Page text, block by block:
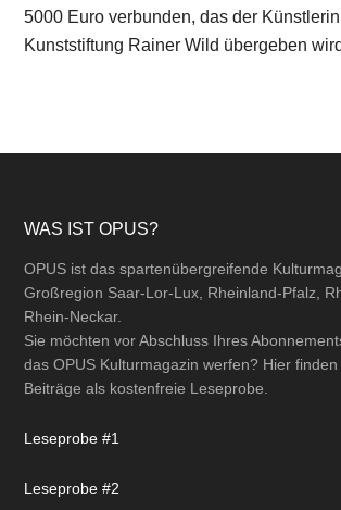
5000 Euro verbunden, das der
Kunststiftung Rainer Wild übergeben
Footer
WAS IST OPUS?
OPUS ist das spartenübergreifende
Großregion Saar-Lor-Lux, Rheinland-Pfalz,
Rhein-Neckar.
Sie möchten vor Abschluss Ihres
das OPUS Kulturmagazin werfen? Hier
Beiträge als kostenfreie Leseprobe.
Leseprobe #1
Leseprobe #2